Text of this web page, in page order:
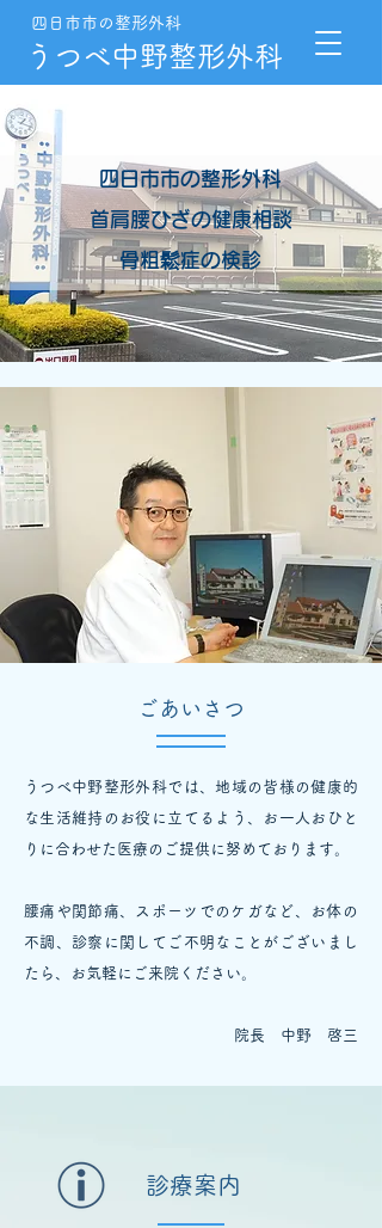
​うつべ中野整形外科
四日市市の整形外科
四日市市の整形外科
首肩腰ひざの健康相談
​骨粗鬆症の検診
ごあいさつ
うつべ中野整形外科では、地域の皆様の健康的
な生活維持のお役に立てるよう、お一人おひと
りに合わせた医療のご提供に努めております。
​腰痛や関節痛、スポーツでのケガなど、お体の
不調、診察に関してご不明なことがございまし
たら、お気軽にご来院ください。
​​院長 中野 啓三
​診療案内